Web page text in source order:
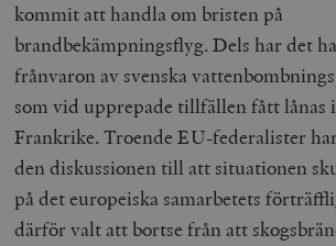
kommit att handla om bristen på
brandbekämpningsflyg. Dels har det
frånvaron av svenska
som vid upprepade tillfällen fått lånas
Frankrike. Troende EU-federalister
den diskussionen till att situationen
på det europeiska samarbetets
därför valt att bortse från att